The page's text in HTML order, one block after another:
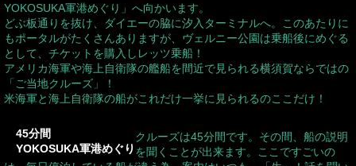
YOKOSUKA軍港めぐり」へ向かいます。
どぶ板通りを抜け、ダイエーの脇に汐入ターミナルへ。このあたりに
もポータルがたくさんありますが、ヴェルニー公園は乗船後にめぐる
として、チケットを購入しレッツ乗船！
アメリカ海軍や海上自衛隊の艦船を間近で見られる横須賀ならではの
「ご当地クルーズ」！
米海軍と海上自衛隊の船がこれだけ一挙に見られるのここだけ！
45分間
YOKOSUKA軍港めぐり
クルーズは45分間です。その間、船の説明
を聞くことが出来ます。ここですごいの